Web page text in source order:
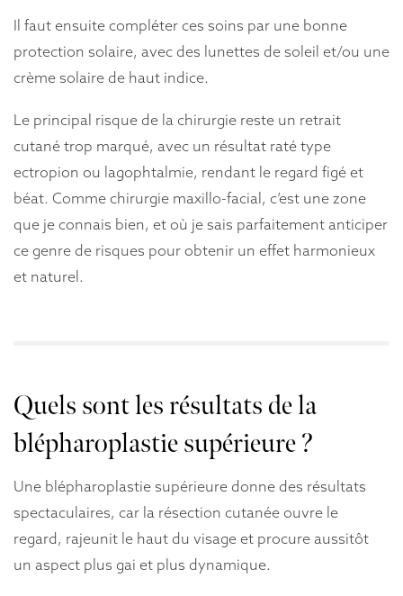
Il faut ensuite compléter ces soins par une bonne
protection solaire, avec des lunettes de soleil et/ou une
crème solaire de haut indice.
Le principal risque de la chirurgie reste un retrait
cutané trop marqué, avec un résultat raté type
ectropion ou lagophtalmie, rendant le regard figé et
béat. Comme chirurgie maxillo-facial, c’est une zone
que je connais bien, et où je sais parfaitement anticiper
ce genre de risques pour obtenir un effet harmonieux
et naturel.
Quels sont les résultats de la
blépharoplastie supérieure ?
Une blépharoplastie supérieure donne des résultats
spectaculaires, car la résection cutanée ouvre le
regard, rajeunit le haut du visage et procure aussitôt
un aspect plus gai et plus dynamique.